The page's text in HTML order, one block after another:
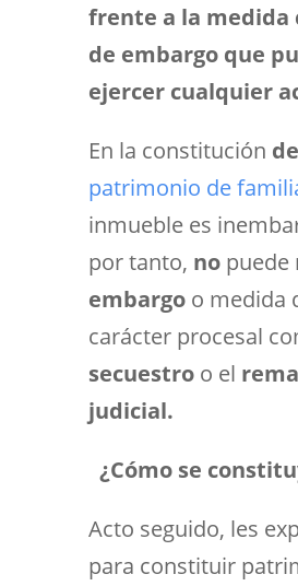
frente a la medida
de embargo que
ejercer cualquier
En la constitución
patrimonio de
inmueble es
por tanto, nopuede
embargoo medida
carácter procesal
secuestroo el
judicial.
¿Cómo se
Acto seguido, les
para constituir